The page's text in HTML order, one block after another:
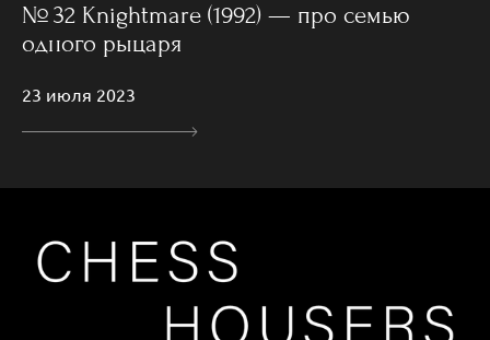
№ 32 Knightmare (1992) — про семью
одного рыцаря
23 июля 2023